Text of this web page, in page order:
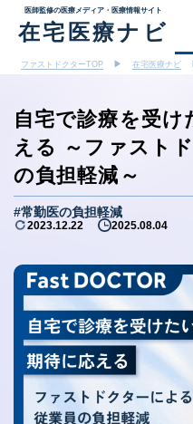
医師監修の医療メディア・医療情報サイト
在宅医療ナビ
ファストドクターTOP ▶︎ 在宅医療ナビ
自宅で診療を受
える ～ファスト
の負担軽減～
#常勤医の負担軽減
2023.12.22 2025.08.04